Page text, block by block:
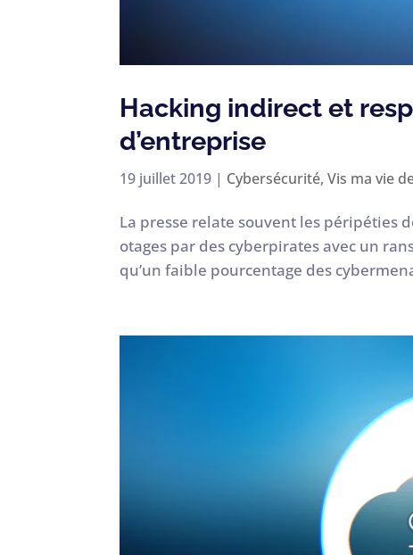
Hacking indirect et
d’entreprise
19 juillet 2019 | Cybersécurité,Vis ma vie
La presse relate souvent les péripéties
otages par des cyberpirates avec un
qu’un faible pourcentage des